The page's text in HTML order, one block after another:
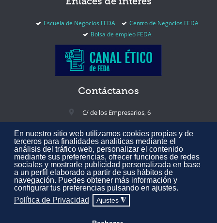
En nuestro sitio web utilizamos cookies propias y de
terceros para finalidades analíticas mediante el
análisis del tráfico web, personalizar el contenido
mediante sus preferencias, ofrecer funciones de redes
sociales y mostrarle publicidad personalizada en base
a un perfil elaborado a partir de sus hábitos de
navegación. Puedes obtener más información y
configurar tus preferencias pulsando en ajustes.
Política de Privacidad
Ajustes ◮
Escuela de Negocios FEDA
Centro de Negocios FEDA
Bolsa de empleo FEDA
Contáctanos
C/ de los Empresarios, 6
02005 Albacete, España
+34 967 217 300
feda@feda.es
Todos los derechos reservados © 2020 Confederación de Empresarios
de Albacete FEDA.Aviso Legal·Política de Privacidad